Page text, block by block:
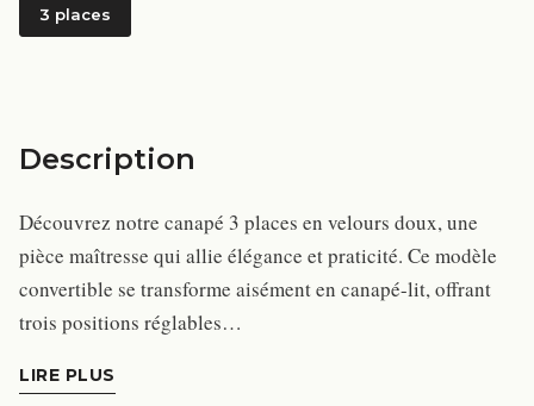
3 places
Description
Découvrez notre canapé 3 places en velours doux, une
pièce maîtresse qui allie élégance et praticité. Ce modèle
convertible se transforme aisément en canapé-lit, offrant
trois positions réglables…
LIRE PLUS